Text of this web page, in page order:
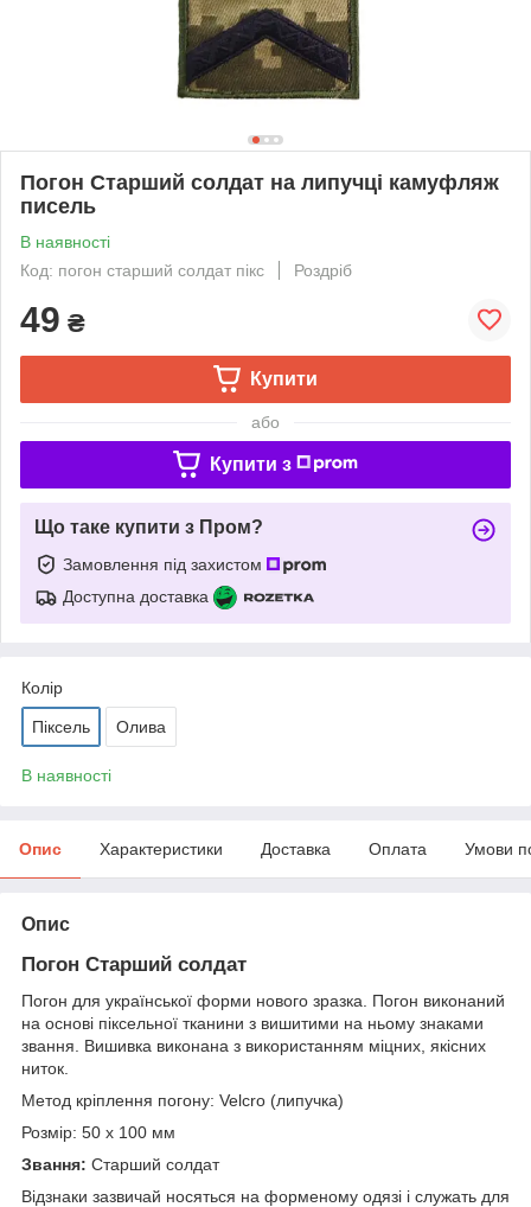
Погон Старший солдат на липучці камуфляж
писель
В наявності
Код: погон старший солдат пікс
Роздріб
49 ₴
Купити
або
Купити з
Що таке купити з Пром?
Замовлення під захистом
Доступна доставка
Колір
Піксель Олива
В наявності
Опис Характеристики Доставка Оплата Умови
Опис
Погон Старший солдат
Погон для української форми нового зразка. Погон виконаний
на основі піксельної тканини з вишитими на ньому знаками
звання. Вишивка виконана з використанням міцних, якісних
ниток.
Метод кріплення погону: Velcro (липучка)
Розмір: 50 х 100 мм
Звання: Старший солдат
Відзнаки зазвичай носяться на форменому одязі і служать для